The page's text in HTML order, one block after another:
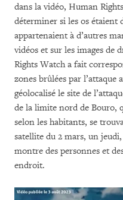
dans la vidéo, Human
déterminer si les os étaient
appartenaient à d’autres
vidéos et sur les images de
Rights Watch a fait
zones brûlées par l’attaque
géolocalisé le site de
de la limite nord de Bouro,
selon les habitants, se
satellite du 2 mars, un
montre des personnes et
endroit.